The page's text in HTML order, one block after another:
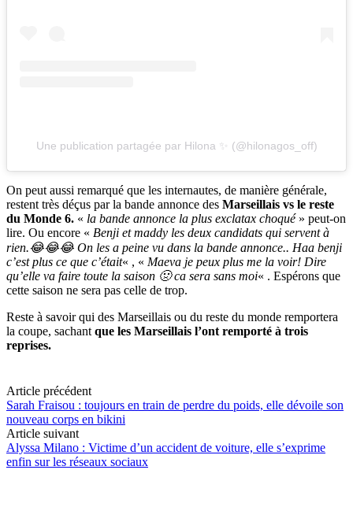
Une publication partagée par Hilona ✨ (@hilonagos_off)
On peut aussi remarqué que les internautes, de manière générale,
restent très déçus par la bande annonce des Marseillais vs le reste
du Monde 6. « la bande annonce la plus exclatax choqué» peut-on
lire. Ou encore « Benji et maddy les deux candidats qui servent à
rien.😂😂😂 On les a peine vu dans la bande annonce.. Haa benji
c’est plus ce que c’était« , « Maeva je peux plus me la voir! Dire
qu’elle va faire toute la saison 🤢 ca sera sans moi« . Espérons que
cette saison ne sera pas celle de trop.
Reste à savoir qui des Marseillais ou du reste du monde remportera
la coupe, sachant que les Marseillais l’ont remporté à trois
reprises.
Article précédent
Sarah Fraisou : toujours en train de perdre du poids, elle dévoile son
nouveau corps en bikini
Article suivant
Alyssa Milano : Victime d’un accident de voiture, elle s’exprime
enfin sur les réseaux sociaux